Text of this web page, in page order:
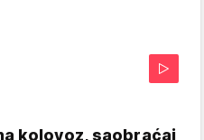
kolovoz, saobraćaj